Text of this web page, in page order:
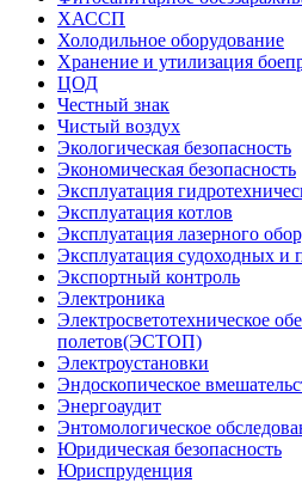
ХАССП
Холодильное оборудование
Хранение и утилизация
ЦОД
Честный знак
Чистый воздух
Экологическая безопасность
Экономическая безопасность
Эксплуатация
Эксплуатация котлов
Эксплуатация лазерного
Эксплуатация судоходных и
Экспортный контроль
Электроника
Электросветотехническое
полетов(ЭСТОП)
Электроустановки
Эндоскопическое
Энергоаудит
Энтомологическое
Юридическая безопасность
Юриспруденция